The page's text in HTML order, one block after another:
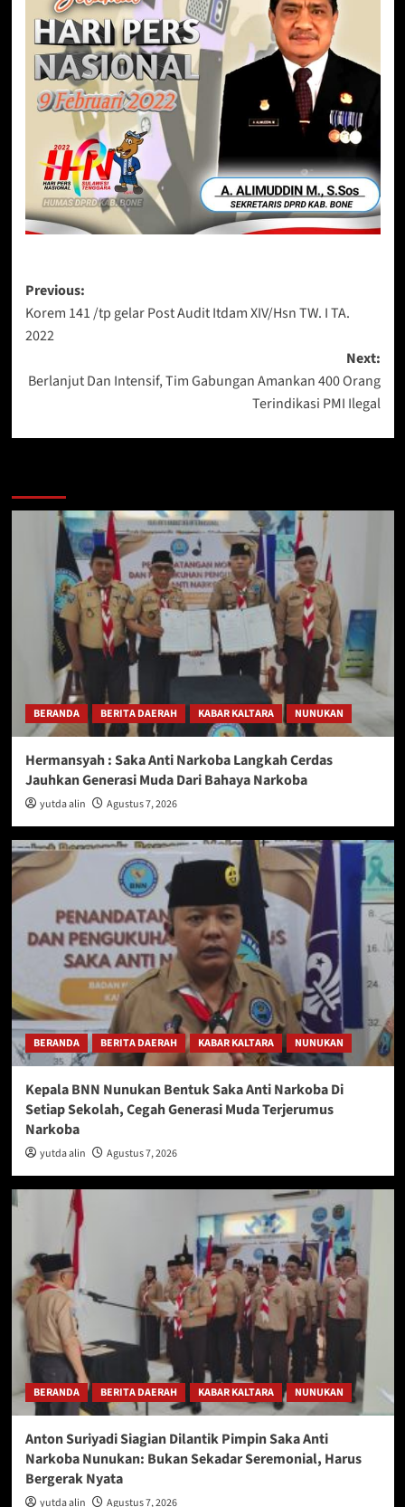
Post
navigation
Previous:
Korem 141 /tp gelar Post Audit Itdam XIV/Hsn TW. I TA.
2022
Next:
Berlanjut Dan Intensif, Tim Gabungan Amankan 400 Orang
Terindikasi PMI Ilegal
BERANDA BERITA DAERAH KABAR KALTARA NUNUKAN
Hermansyah : Saka Anti Narkoba Langkah Cerdas
Jauhkan Generasi Muda Dari Bahaya Narkoba
yutda alin Agustus 7, 2026
BERANDA BERITA DAERAH KABAR KALTARA NUNUKAN
Kepala BNN Nunukan Bentuk Saka Anti Narkoba Di
Setiap Sekolah, Cegah Generasi Muda Terjerumus
Narkoba
yutda alin Agustus 7, 2026
BERANDA BERITA DAERAH KABAR KALTARA NUNUKAN
Anton Suriyadi Siagian Dilantik Pimpin Saka Anti
Narkoba Nunukan: Bukan Sekadar Seremonial, Harus
Bergerak Nyata
yutda alin Agustus 7, 2026